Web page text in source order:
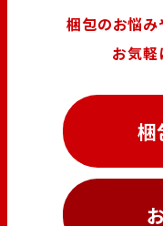
梱包のお悩み
お気軽
梱